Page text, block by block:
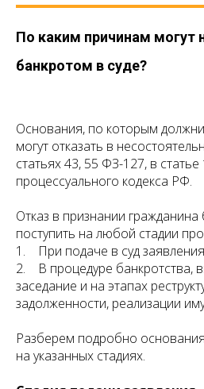
По каким причинам могут
банкротом в суде?
Основания, по которым
могут отказать в
статьях 43, 55 ФЗ-127, в
процессуального кодекса РФ.
Отказ в признании
поступить на любой стадии
1. При подаче в суд заявления
2. В процедуре банкротства,
заседание и на этапах
задолженности, реализации
Разберем подробно
на указанных стадиях.